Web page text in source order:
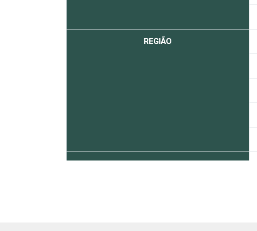
REGIÃO